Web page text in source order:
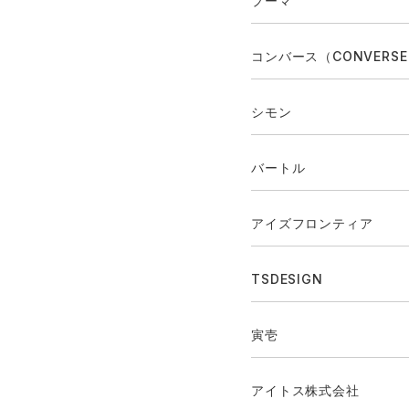
コンバース（
シモン
バートル
アイズフロンティア
TSDESIGN
寅壱
アイトス株式会社